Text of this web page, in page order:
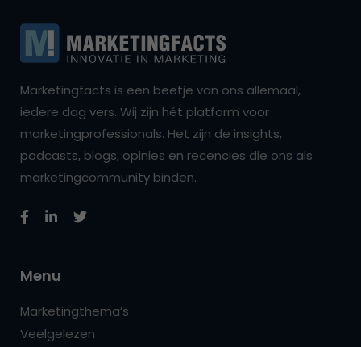
Marketingfacts is een beetje van ons allemaal,
iedere dag vers. Wij zijn hét platform voor
marketingprofessionals. Het zijn de insights,
podcasts, blogs, opinies en recencies die ons als
marketingcommunity binden.
Menu
Marketingthema’s
Veelgelezen